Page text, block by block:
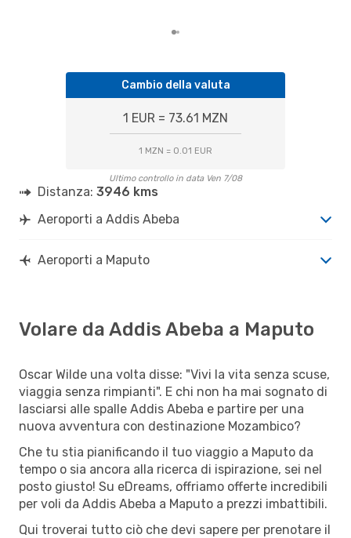
Cambio della valuta
1 EUR = 73.61 MZN
1 MZN = 0.01 EUR
Ultimo controllo in data Ven 7/08
Distanza: 3946 kms
Aeroporti a Addis Abeba
Aeroporti a Maputo
Volare da Addis Abeba a Maputo
Oscar Wilde una volta disse: "Vivi la vita senza scuse,
viaggia senza rimpianti". E chi non ha mai sognato di
lasciarsi alle spalle Addis Abeba e partire per una
nuova avventura con destinazione Mozambico?
Che tu stia pianificando il tuo viaggio a Maputo da
tempo o sia ancora alla ricerca di ispirazione, sei nel
posto giusto! Su eDreams, offriamo offerte incredibili
per voli da Addis Abeba a Maputo a prezzi imbattibili.
Qui troverai tutto ciò che devi sapere per prenotare il